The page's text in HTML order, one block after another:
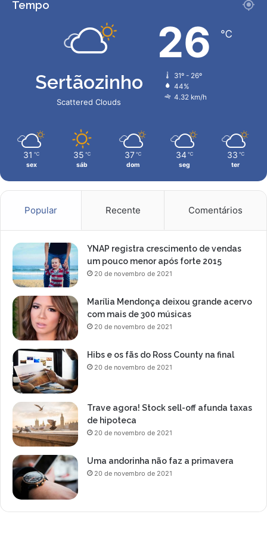
Tempo
Sertãozinho
Scattered Clouds
26 ℃
31º - 26º
44%
4.32 km/h
31 ℃
sex
35 ℃
sáb
37 ℃
dom
34 ℃
seg
33 ℃
ter
Popular Recente Comentários
YNAP registra crescimento de vendas
um pouco menor após forte 2015
20 de novembro de 2021
Marília Mendonça deixou grande acervo
com mais de 300 músicas
20 de novembro de 2021
Hibs e os fãs do Ross County na final
20 de novembro de 2021
Trave agora! Stock sell-off afunda taxas
de hipoteca
20 de novembro de 2021
Uma andorinha não faz a primavera
20 de novembro de 2021